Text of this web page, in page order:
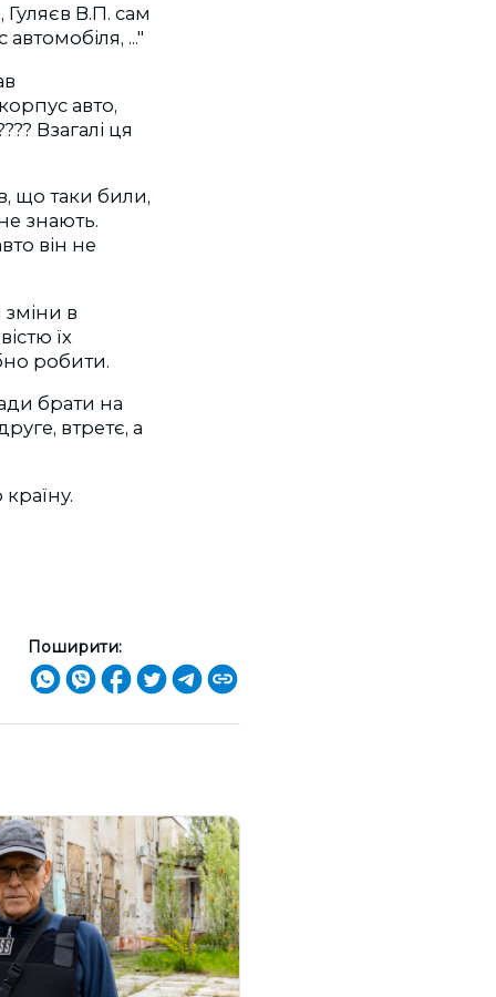
Гуляєв В.П. сам
..."
авто,
Взагалі ця
що таки били,
знають.
він не
в
їх
робити.
брати на
втретє, а
Поширити: